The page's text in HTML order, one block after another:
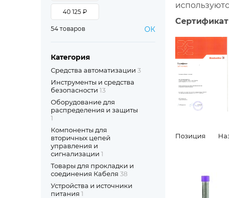
Позиция
54 товаров ОК
Категория
Средства автоматизации 3
Инструменты и средства
безопасности 13
Оборудование для
распределения и защиты
1
Компоненты для
вторичных цепей
управления и
сигнализации 1
Товары для прокладки и
соединения Кабеля 38
Устройства и источники
питания 1